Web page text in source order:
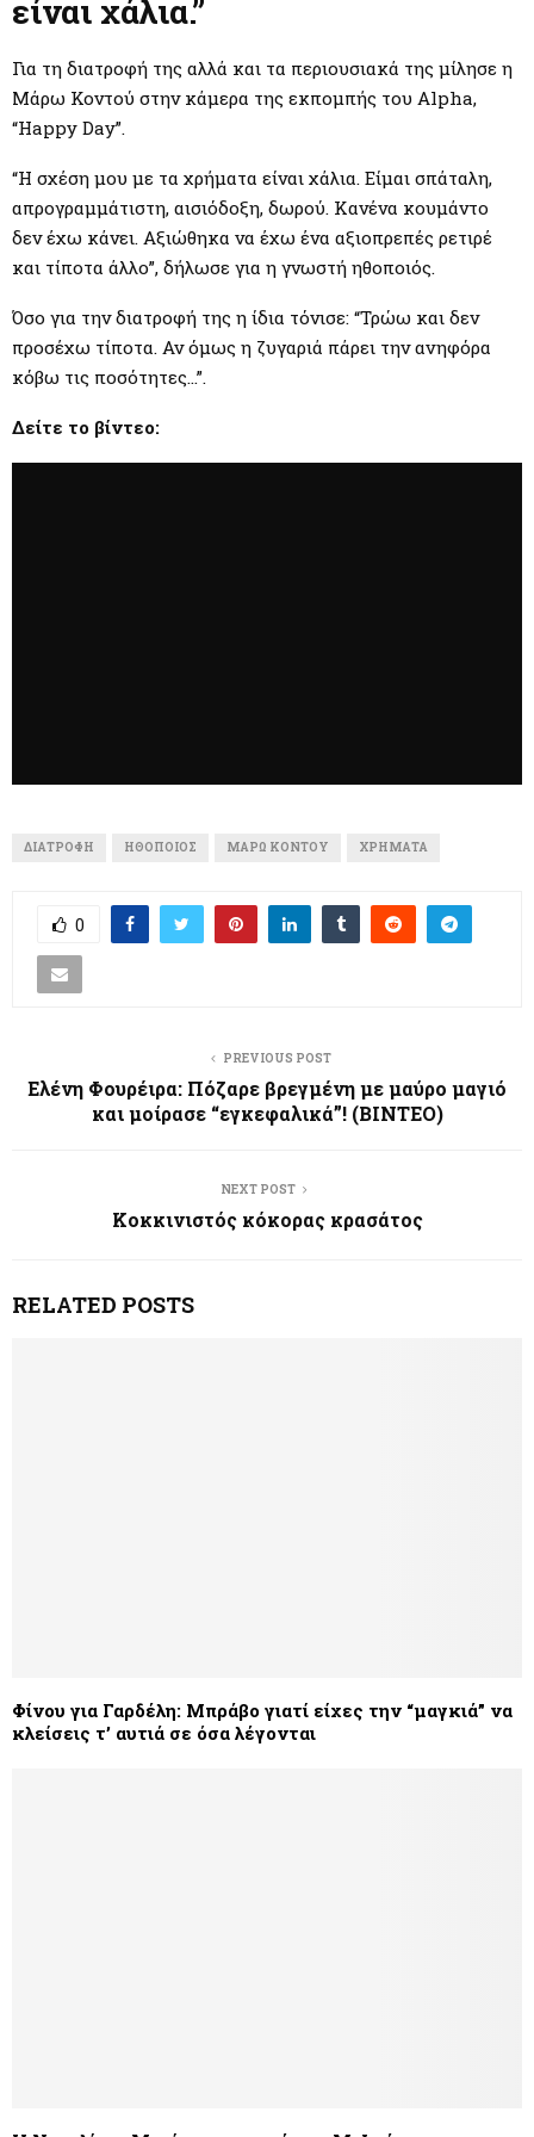
E
N
U
είναι χάλια.”
Για τη διατροφή της αλλά και τα περιουσιακά της μίλησε η
Μάρω Κοντού στην κάμερα της εκπομπής του Alpha,
“Happy Day”.
“Η σχέση μου με τα χρήματα είναι χάλια. Είμαι σπάταλη,
απρογραμμάτιστη, αισιόδοξη, δωρού. Κανένα κουμάντο
δεν έχω κάνει. Αξιώθηκα να έχω ένα αξιοπρεπές ρετιρέ
και τίποτα άλλο”, δήλωσε για η γνωστή ηθοποιός.
Όσο για την διατροφή της η ίδια τόνισε: “Τρώω και δεν
προσέχω τίποτα. Αν όμως η ζυγαριά πάρει την ανηφόρα
κόβω τις ποσότητες…”.
Δείτε το βίντεο:
ΔΙΑΤΡΟΦΉ ΗΘΟΠΟΙΌΣ ΜΆΡΩ ΚΟΝΤΟΎ ΧΡΉΜΑΤΑ
0
PREVIOUS POST
Ελένη Φουρέιρα: Πόζαρε βρεγμένη με μαύρο μαγιό
και μοίρασε “εγκεφαλικά”! (ΒΙΝΤΕΟ)
NEXT POST
Κοκκινιστός κόκορας κρασάτος
RELATED POSTS
Φίνου για Γαρδέλη: Μπράβο γιατί είχες την “μαγκιά” να
κλείσεις τ’ αυτιά σε όσα λέγονται